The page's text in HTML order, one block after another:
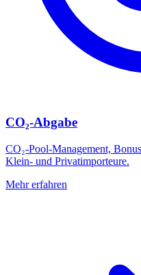
CO₂-Abgabe
CO₂-Pool-Management,
Klein- und Privatimporteure.
Mehr erfahren